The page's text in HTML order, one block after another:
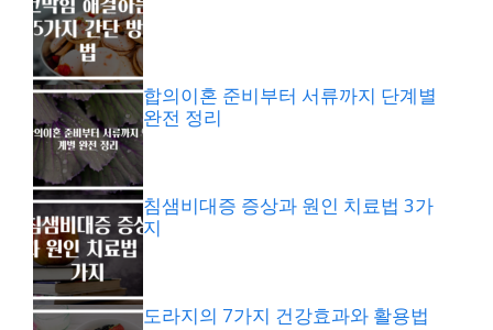
합의이혼 준비부터 서류까지 단계별
완전 정리
침샘비대증 증상과 원인 치료법 3가
지
도라지의 7가지 건강효과와 활용법